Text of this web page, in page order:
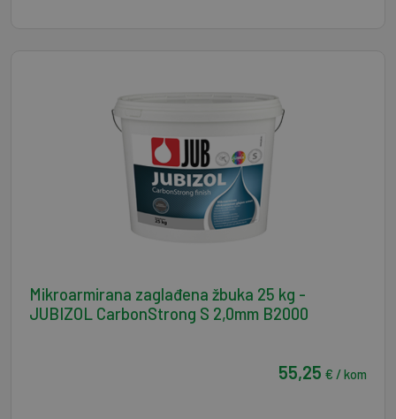
Mikroarmirana zaglađena žbuka 25 kg -
JUBIZOL CarbonStrong S 2,0mm B2000
55,25 € / kom